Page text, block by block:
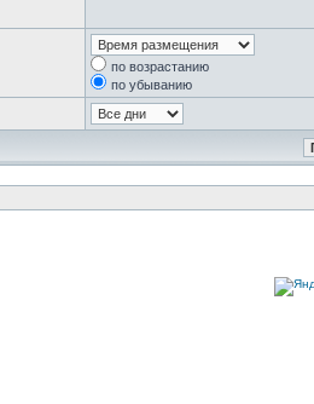
по возрастанию
по убыванию